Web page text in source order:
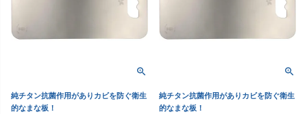
純チタン抗菌作用がありカビを防ぐ衛生
的なまな板！
純チタン抗菌作用がありカビを防ぐ衛生
的なまな板！